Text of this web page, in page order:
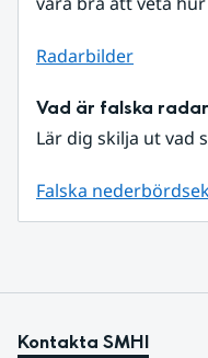
Radarbilder
Vad är falska
Lär dig skilja ut vad
Falska
Kontakta SMHI